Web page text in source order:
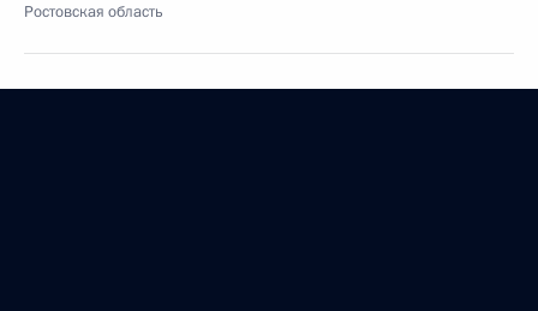
Ростовская область
23 сентября 2015 года, среда